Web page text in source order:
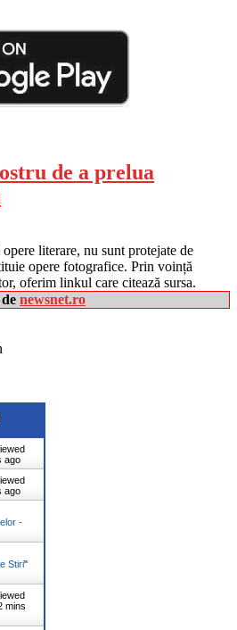
de a prelua
literare, nu sunt protejate de
opere fotografice. Prin voință
oferim linkul care citează sursa.
newsnet.ro
ago
ago
-
Stiri"
mins